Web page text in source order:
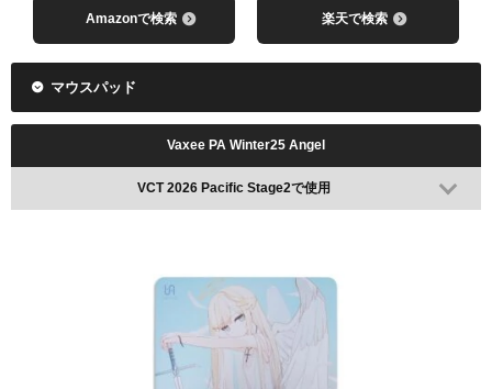
Amazonで検索 楽天で検索
マウスパッド
Vaxee PA Winter25 Angel
VCT 2026 Pacific Stage2で使用